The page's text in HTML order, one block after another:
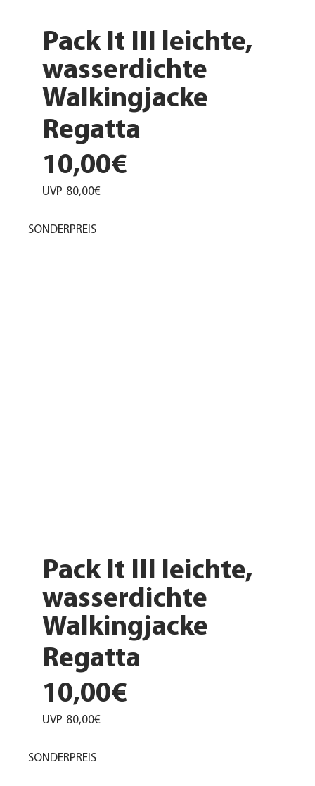
Pack It III leichte,
wasserdichte
Walkingjacke
Regatta
10,00€
UVP 80,00€
Pack It III leichte,
wasserdichte
Walkingjacke
Regatta
10,00€
UVP 80,00€
SONDERPREIS
SONDERPREIS